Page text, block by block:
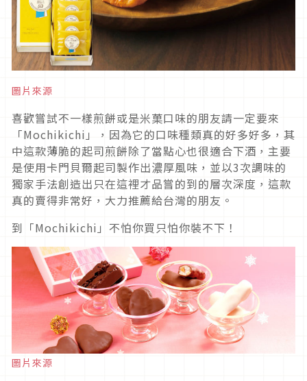
圖片來源
喜歡嘗試不一樣煎餅或是米菓口味的朋友請一定要來
「Mochikichi」，因為它的口味種類真的好多好多，其
中這款薄脆的起司煎餅除了當點心也很適合下酒，主要
是使用卡門貝爾起司製作出濃厚風味，並以3次調味的
獨家手法創造出只在這裡才品嘗的到的層次深度，這款
真的賣得非常好，大力推薦給台灣的朋友。
到「Mochikichi」不怕你買只怕你裝不下！
圖片來源